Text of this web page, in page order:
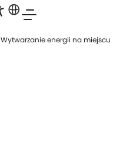
Wytwarzanie energii na miejscu